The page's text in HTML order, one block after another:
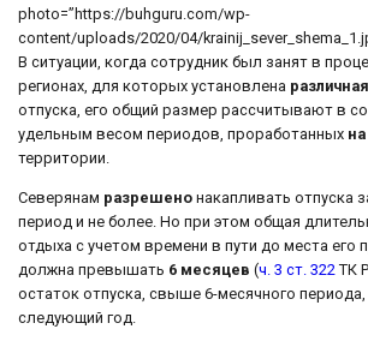
photo=”https://buhguru.com/wp-
content/uploads/2020/04/
В ситуации, когда сотрудник был занят в
регионах, для которых установлена различная
отпуска, его общий размер рассчитывают в
удельным весом периодов, проработанных
территории.
Северянам разрешено накапливать отпуска
период и не более. Но при этом общая
отдыха с учетом времени в пути до места его
должна превышать 6 месяцев (ч. 3 ст. 322 ТК
остаток отпуска, свыше 6-месячного периода,
следующий год.